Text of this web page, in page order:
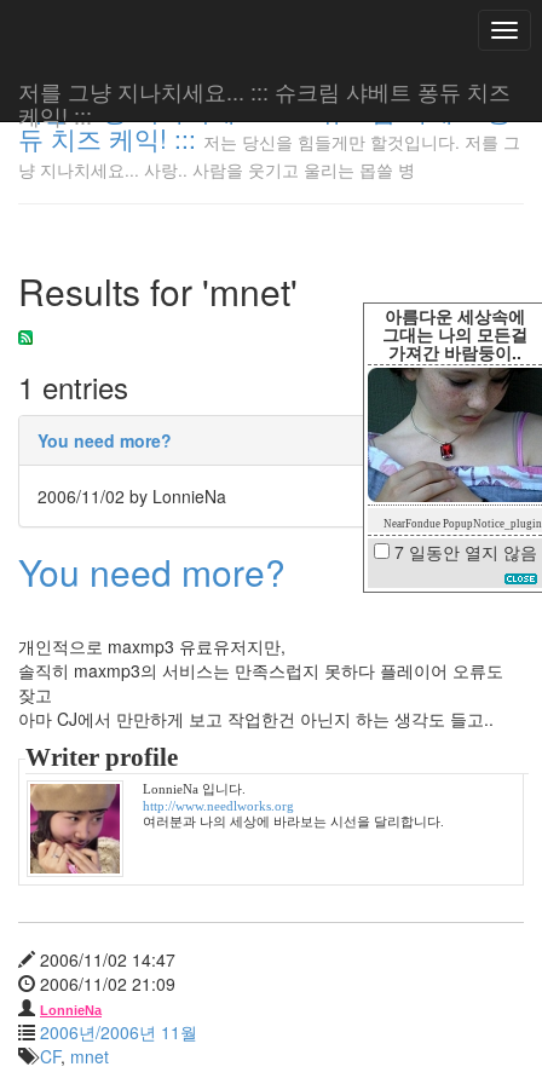
아름다운 세상속에
그대는 나의 모든걸
가져간 바람둥이..
NearFondue PopupNotice_plugin
7 일동안 열지 않음
저를 그냥 지나치세요... ::: 슈크림 샤베트 퐁듀 치즈
케익! :::
저를 그냥 지나치세요... ::: 슈크림 샤베트 퐁
듀 치즈 케익! ::: 저는 당신을 힘들게만 할것입니다. 저를 그
냥 지나치세요... 사랑.. 사람을 웃기고 울리는 몹쓸 병
Results for 'mnet'
1 entries
You need more?
2006/11/02 by LonnieNa
You need more?
개인적으로 maxmp3 유료유저지만,
솔직히 maxmp3의 서비스는 만족스럽지 못하다 플레이어 오류도
잦고
아마 CJ에서 만만하게 보고 작업한건 아닌지 하는 생각도 들고..
Writer profile
LonnieNa 입니다.
http://www.needlworks.org
여러분과 나의 세상에 바라보는 시선을 달리합니다.
2006/11/02 14:47
2006/11/02 21:09
LonnieNa
2006년/2006년 11월
CF, mnet
저는 당신
을 힘들게
지나치세
요... 사
랑.. 사람
울리는 몹
쓸 병
Cloud
조
상
윤
종
CSS
봉
아
코
닥
3G
망
에